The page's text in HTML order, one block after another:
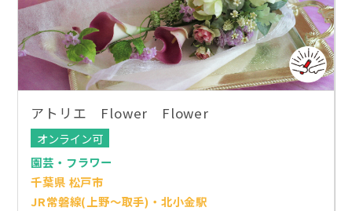
アトリエ Flower Flower
オンライン可
園芸・フラワー
千葉県 松戸市
JR常磐線(上野～取手)・北小金駅